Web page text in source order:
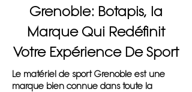
Grenoble: Botapis, la
Marque Qui Redéfinit
Votre Expérience De Sport
Le matériel de sport Grenoble est une
marque bien connue dans toute la